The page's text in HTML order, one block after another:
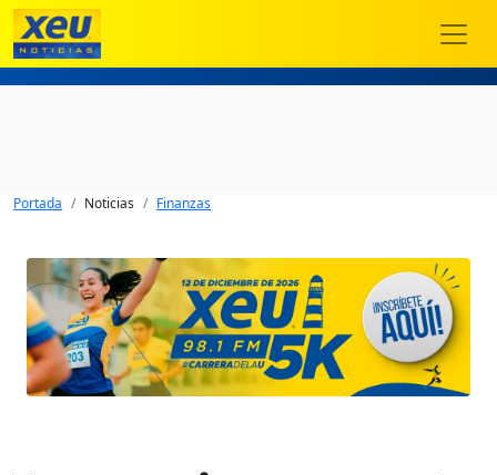
Portada Noticias Finanzas